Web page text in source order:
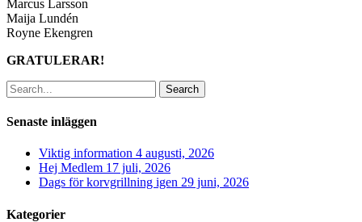
Marcus Larsson
Maija Lundén
Royne Ekengren
GRATULERAR!
Search
Senaste inläggen
Viktig information 4 augusti, 2026
Hej Medlem 17 juli, 2026
Dags för korvgrillning igen 29 juni, 2026
Kategorier